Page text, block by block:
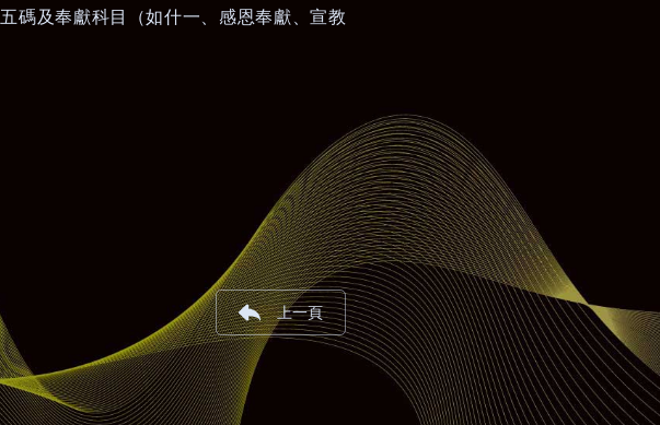
五碼及奉獻科目（如什一、感恩奉獻、宣教
上一頁